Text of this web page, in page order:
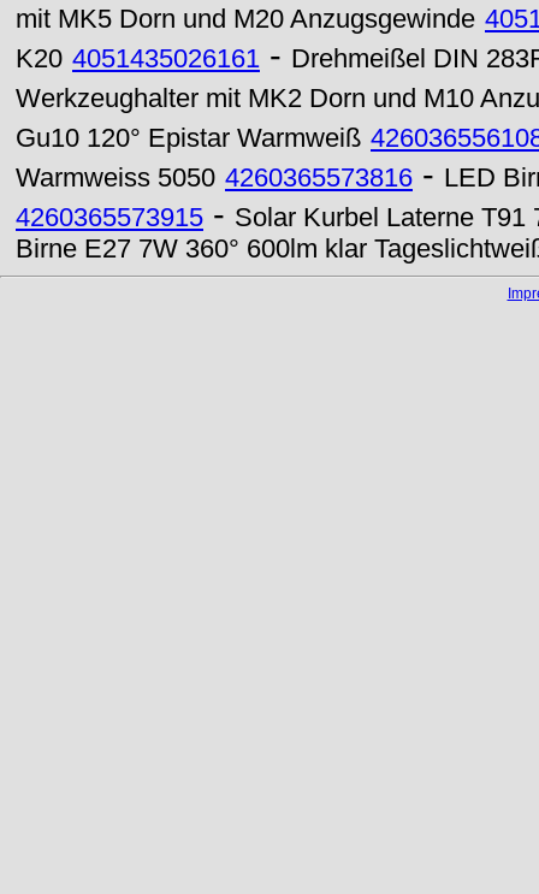
mit MK5 Dorn und M20 Anzugsgewinde
K20 4051435026161 - Drehmeißel DIN
Werkzeughalter mit MK2 Dorn und M10
Gu10 120° Epistar Warmweiß
Warmweiss 5050 4260365573816 - LED
4260365573915 - Solar Kurbel Laterne T91
Birne E27 7W 360° 600lm klar